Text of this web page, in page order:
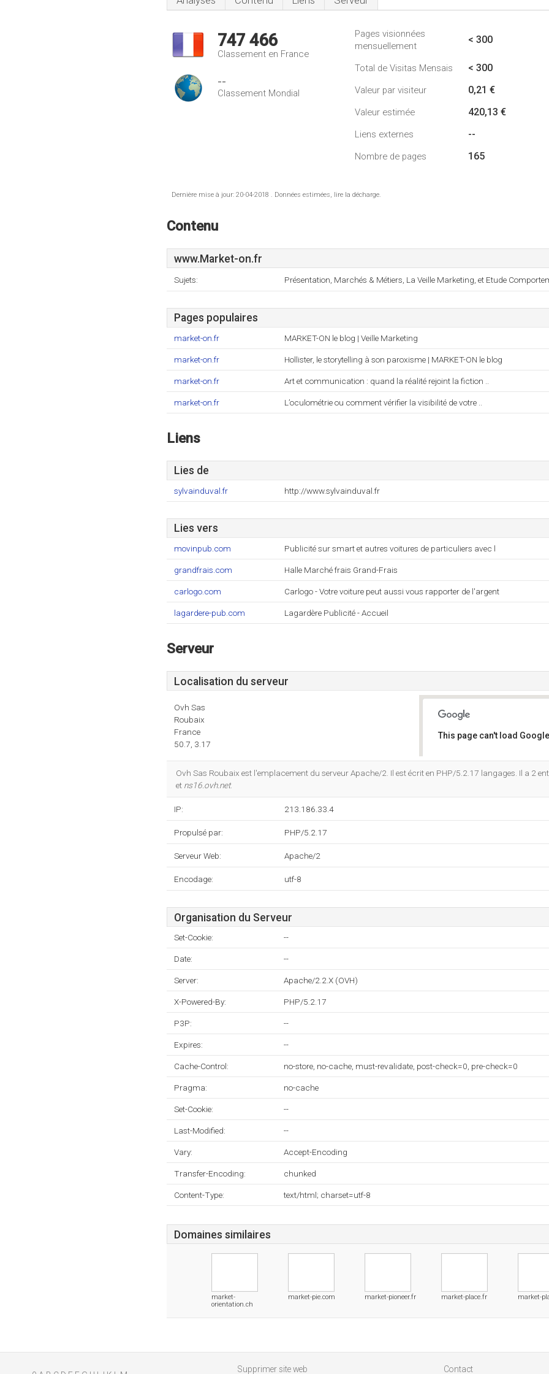
747 466
Classement en France
--
Classement Mondial
Pages visionnées
mensuellement
< 300
Total de Visitas Mensais < 300
Valeur par visiteur 0,21 €
Valeur estimée 420,13 €
Liens externes --
Nombre de pages 165
Dernière mise à jour: 20-04-2018 . Données estimées, lire la décharge.
Contenu
www.Market-on.fr
Sujets: Présentation, Marchés & Métiers, La Veille Marketing, et Etude
Pages populaires
market-on.fr MARKET-ON le blog | Veille Marketing
market-on.fr Hollister, le storytelling à son paroxisme | MARKET-ON le blog
market-on.fr Art et communication : quand la réalité rejoint la fiction ..
market-on.fr L’oculométrie ou comment vérifier la visibilité de votre ..
Liens
Lies de
sylvainduval.fr http://www.sylvainduval.fr
Lies vers
movinpub.com Publicité sur smart et autres voitures de particuliers avec l
grandfrais.com Halle Marché frais Grand-Frais
carlogo.com Carlogo - Votre voiture peut aussi vous rapporter de l'argent
lagardere-pub.com Lagardère Publicité - Accueil
Serveur
Localisation du serveur
Ovh Sas
Roubaix
France
50.7, 3.17
This page can't load
Ovh Sas Roubaix est l'emplacement du serveur Apache/2. Il est écrit en PHP/5.2.17 langages. Il a 2
et ns16.ovh.net.
IP: 213.186.33.4
Propulsé par: PHP/5.2.17
Serveur Web: Apache/2
Encodage: utf-8
Organisation du Serveur
Set-Cookie: --
Date: --
Server: Apache/2.2.X (OVH)
X-Powered-By: PHP/5.2.17
P3P: --
Expires: --
Cache-Control: no-store, no-cache, must-revalidate, post-check=0, pre-check=0
Pragma: no-cache
Set-Cookie: --
Last-Modified: --
Vary: Accept-Encoding
Transfer-Encoding: chunked
Content-Type: text/html; charset=utf-8
Domaines similaires
market-
orientation.ch
market-pie.com market-pioneer.fr market-place.fr market-
Supprimer site web Contact